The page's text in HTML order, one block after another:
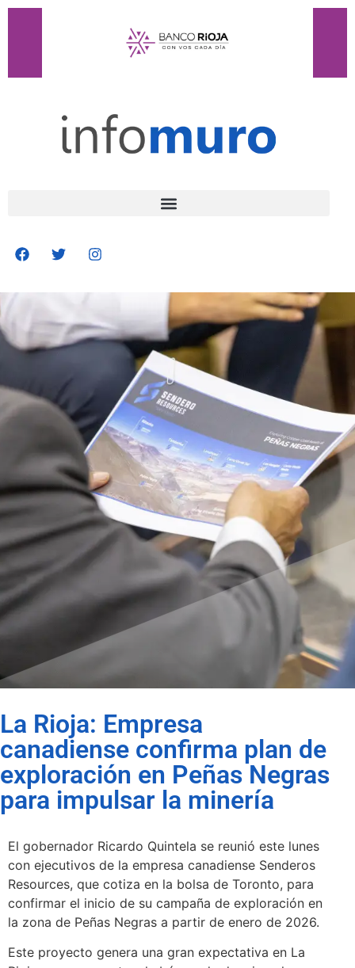
La Rioja: Empresa
canadiense confirma plan de
exploración en Peñas Negras
para impulsar la minería
El gobernador Ricardo Quintela se reunió este lunes
con ejecutivos de la empresa canadiense Senderos
Resources, que cotiza en la bolsa de Toronto, para
confirmar el inicio de su campaña de exploración en
la zona de Peñas Negras a partir de enero de 2026.
Este proyecto genera una gran expectativa en La